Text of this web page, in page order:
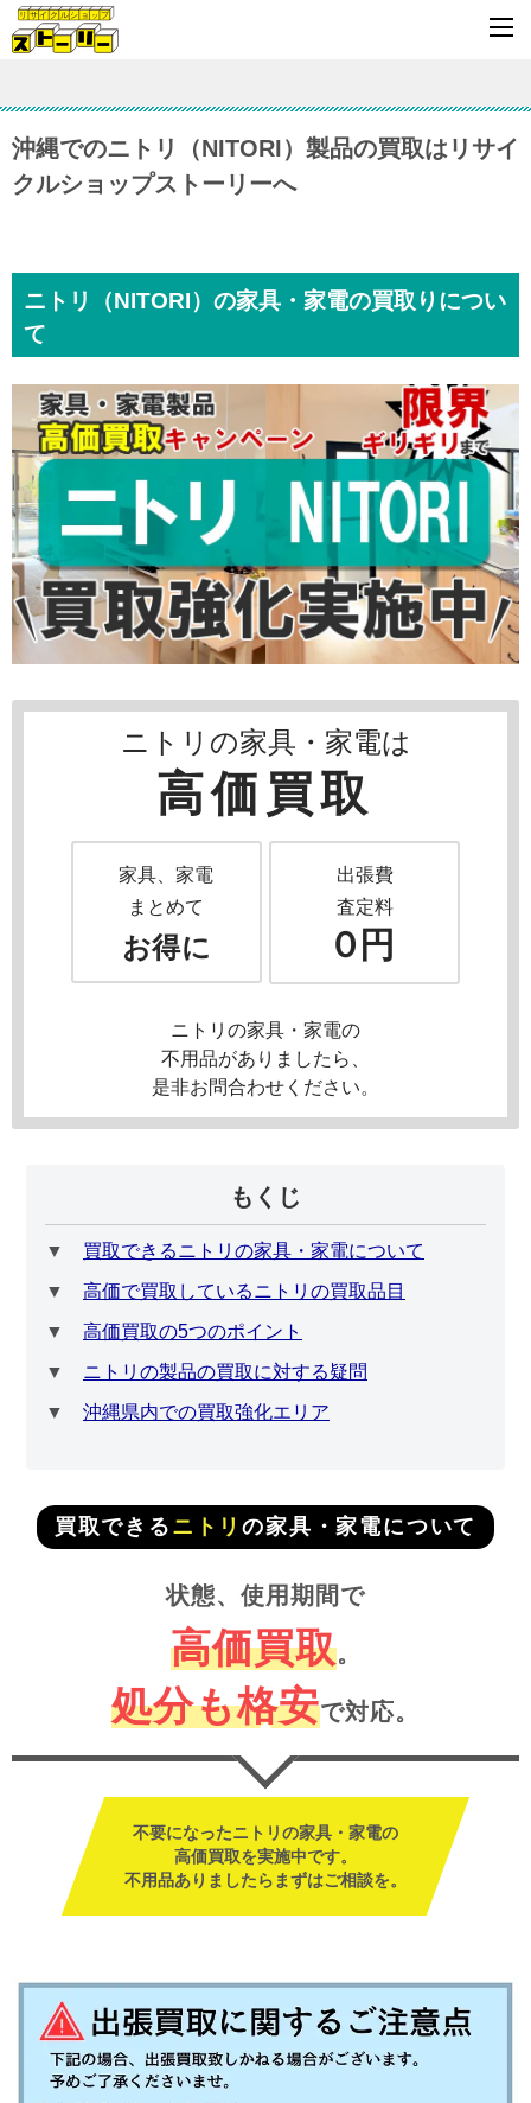
沖縄でのニトリ（NITORI）製品の買取はリサイ
クルショップストーリーへ
ニトリ（NITORI）の家具・家電の買取りについ
て
ニトリの家具・家電は
高価買取
家具、家電
まとめて
お得に
出張費
査定料
０円
ニトリの家具・家電の
不用品がありましたら、
是非お問合わせください。
もくじ
▼ 買取できるニトリの家具・家電について
▼ 高価で買取しているニトリの買取品目
▼ 高価買取の5つのポイント
▼ ニトリの製品の買取に対する疑問
▼ 沖縄県内での買取強化エリア
買取できる ニトリの家具・家電について
状態、使用期間で
高価買取。
処分も格安で対応。
不要になったニトリの家具・家電の
高価買取を実施中です。
不用品ありましたらまずはご相談を。